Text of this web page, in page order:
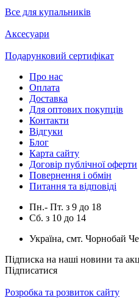
Все для купальників
Аксесуари
Подарунковий сертифікат
Про нас
Оплата
Доставка
Для оптових покупців
Контакти
Відгуки
Блог
Карта сайту
Договір публічної оферти
Повернення і обмін
Питання та відповіді
Пн.- Пт. з 9 до 18
Сб. з 10 до 14
Україна, смт. Чорнобай
Підписка на наші новини та
Підписатися
Розробка та розвиток сайту